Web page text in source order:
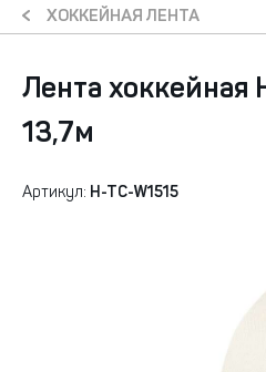
ХОККЕЙНАЯ ЛЕНТА
Лента хоккейная
13,7м
Артикул: H-TC-W1515